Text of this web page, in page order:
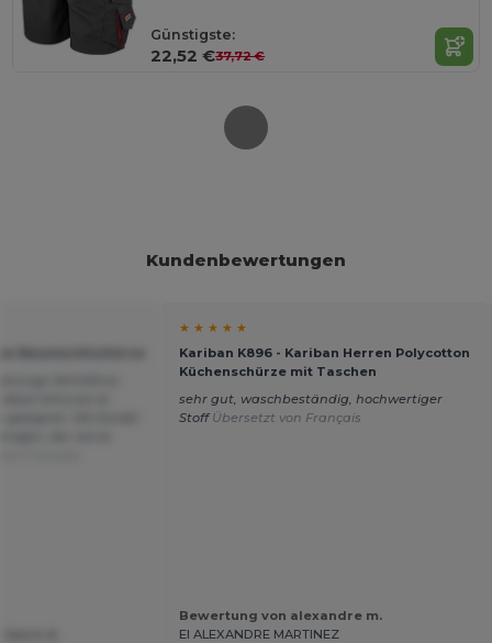
Günstigste:
22,52 €37,72 €
Kundenbewertungen
★ ★ ★ ★ ★
Kariban K896 - Kariban Herren Polycotton
Küchenschürze mit Taschen
sehr gut, waschbeständig, hochwertiger
Stoff Übersetzt von Français
Bewertung von alexandre m.
EI ALEXANDRE MARTINEZ